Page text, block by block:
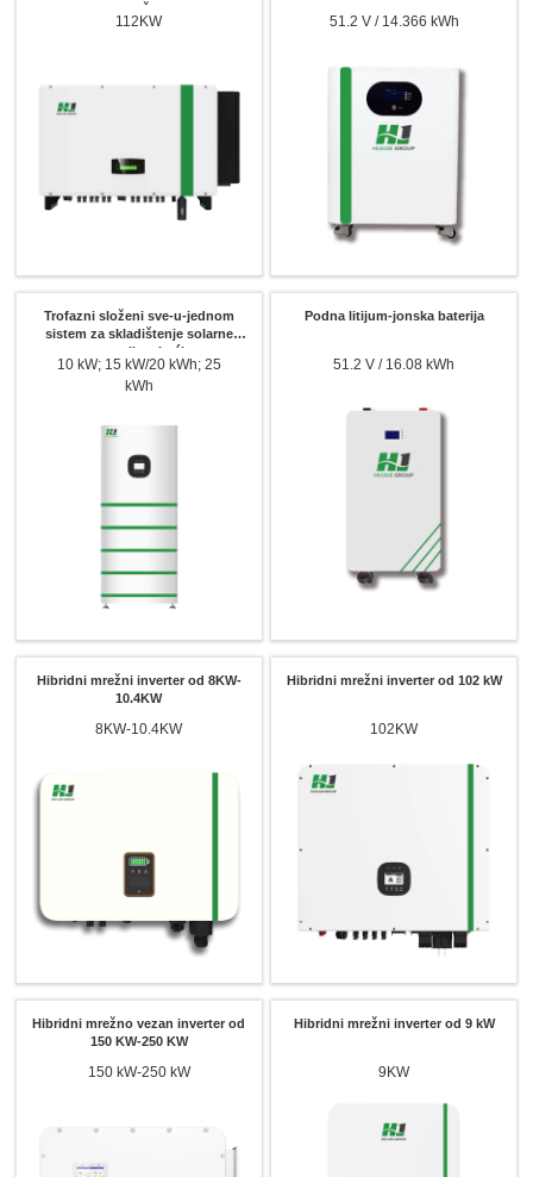
mrežu
112KW 51.2 V / 14.366 kWh
Trofazni složeni sve-u-jednom
sistem za skladištenje solarne
energije u kući
10 kW; 15 kW/20 kWh; 25
kWh
Podna litijum-jonska baterija
51.2 V / 16.08 kWh
Hibridni mrežni inverter od 8KW-
10.4KW
8KW-10.4KW
Hibridni mrežni inverter od 102 kW
102KW
Hibridni mrežno vezan inverter od
150 KW-250 KW
150 kW-250 kW
Hibridni mrežni inverter od 9 kW
9KW